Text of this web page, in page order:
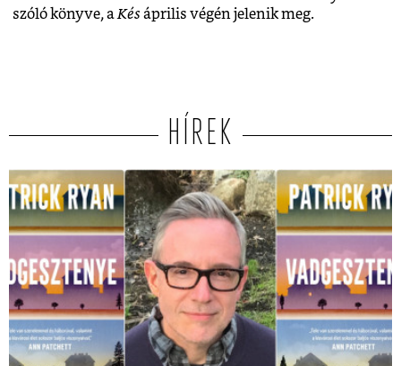
szóló könyve, aKés április végén jelenik meg.
HÍREK